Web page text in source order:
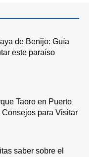
de Benijo: Guía
este paraíso
Taoro en Puerto
para Visitar
saber sobre el